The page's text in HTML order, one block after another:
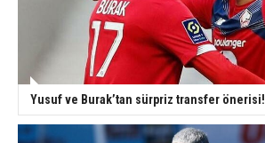
Yusuf ve Burak’tan sürpriz transfer önerisi!